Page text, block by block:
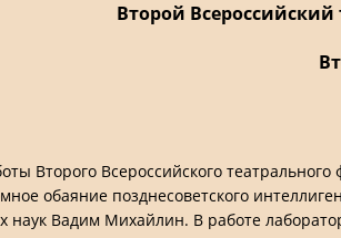
Второй
Второго Всероссийского
обаяние позднесоветского
наук Вадим Михайлин. В работе